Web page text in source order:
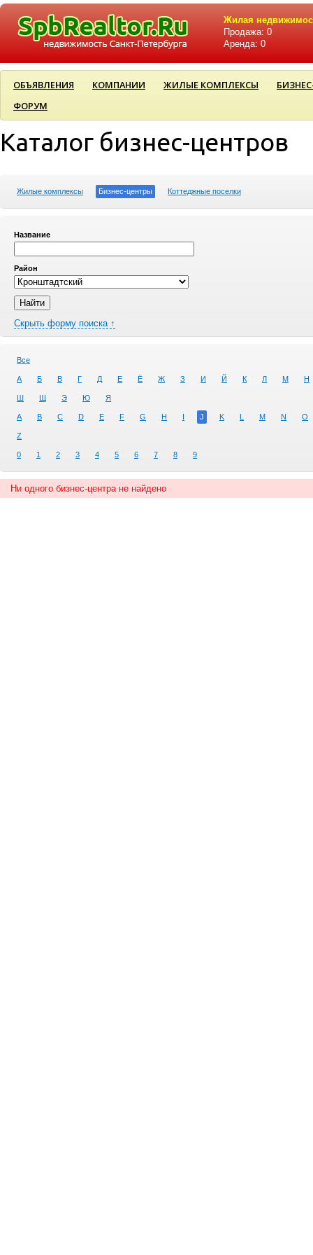
Жилая
Продажа: 0
Аренда: 0
ОБЪЯВЛЕНИЯ КОМПАНИИ ЖИЛЫЕ КОМПЛЕКСЫ
ФОРУМ
Каталог бизнес-центров
Жилые комплексы Бизнес-центры Коттеджные поселки
Название
Район
Скрыть форму поиска ↑
Все
А Б В Г Д Е Ё Ж З И Й К Л М Н
Ш Щ Э Ю Я
A B C D E F G H I J K L M N O
Z
0 1 2 3 4 5 6 7 8 9
Ни одного бизнес-центра не найдено